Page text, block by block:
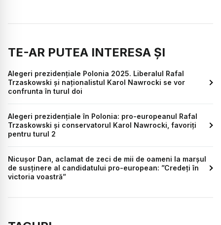
TE-AR PUTEA INTERESA ȘI
Alegeri prezidențiale Polonia 2025. Liberalul Rafal
Trzaskowski și naționalistul Karol Nawrocki se vor
confrunta în turul doi
Alegeri prezidențiale în Polonia: pro-europeanul Rafal
Trzaskowski și conservatorul Karol Nawrocki, favoriți
pentru turul 2
Nicușor Dan, aclamat de zeci de mii de oameni la marșul
de susținere al candidatului pro-european: ”Credeți în
victoria voastră”